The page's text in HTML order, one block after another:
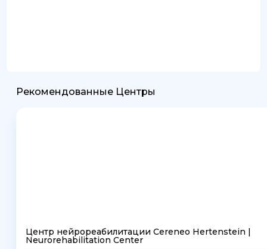
Рекомендованные Центры
Центр нейрореабилитации Cereneo Hertenstein |
Neurorehabilitation Center